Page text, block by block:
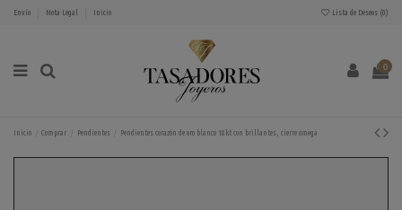
Envío Nota Legal Inicio Lista de Deseos (0)
0
Inicio Comprar Pendientes Pendientes corazón de oro blanco 18kt con brillantes, cierre omega